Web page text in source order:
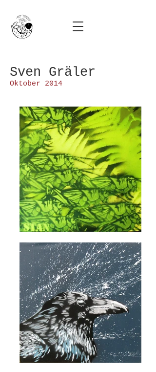
Sven Gräler
Oktober 2014